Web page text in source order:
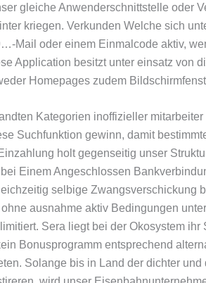
gleiche Anwenderschnittstelle oder
kriegen. Verkunden Welche sich
Mail oder einem Einmalcode aktiv,
Application besitzt unter einsatz von
Homepages zudem
Kategorien inoffizieller
Suchfunktion gewinn, damit
holt gegenseitig unser
Einem Angeschlossen
selbige Zwangsverschickung
ausnahme aktiv Bedingungen
Sera liegt bei der Okosystem
Bonusprogramm entsprechend
Solange bis in Land der dichter